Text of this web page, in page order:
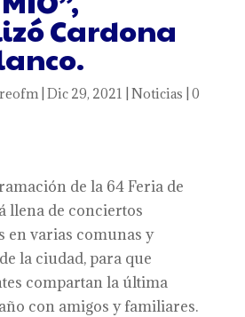
Cardona
| Dic 29, 2021 Noticias 0
de la 64 Feria de
llena de conciertos
en varias comunas y
la ciudad, para que
compartan la última
con amigos y familiares.